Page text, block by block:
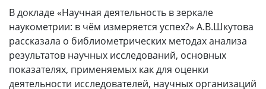
В докладе «Научная деятельность в зеркале
наукометрии: в чём измеряется успех?» А.В.Шкутова
рассказала о библиометрических методах анализа
результатов научных исследований, основных
показателях, применяемых как для оценки
деятельности исследователей, научных организаций